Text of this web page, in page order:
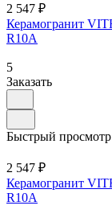
2 547 ₽
Керамогранит
R10A
5
Заказать
Быстрый просмотр
2 547 ₽
Керамогранит
R10A